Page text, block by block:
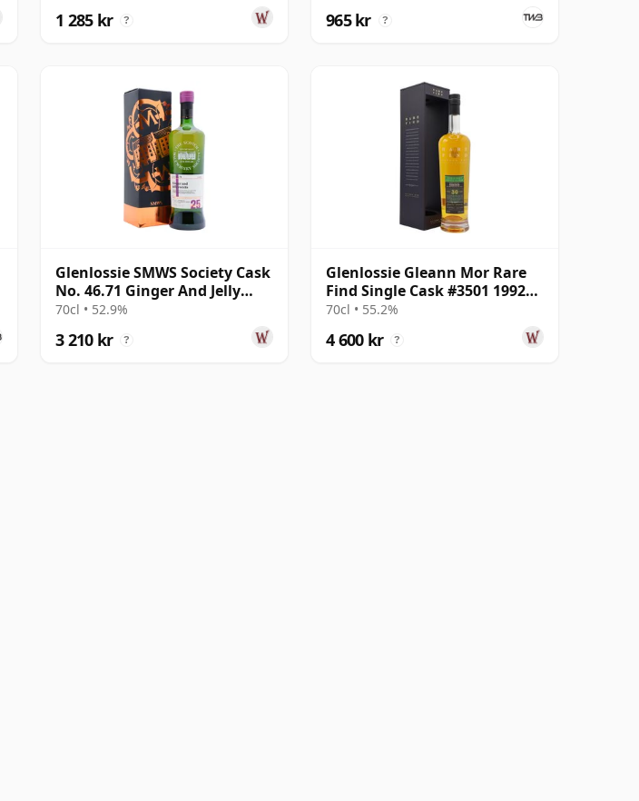
1 285 kr ? 965 kr ?
Glenlossie SMWS Society Cask
No. 46.71 Ginger And Jelly
Sweet 1992 25 år gammal
70cl • 52.9%
3 210 kr ?
Glenlossie Gleann Mor Rare
Find Single Cask #3501 1992
30 år gammal
70cl • 55.2%
4 600 kr ?